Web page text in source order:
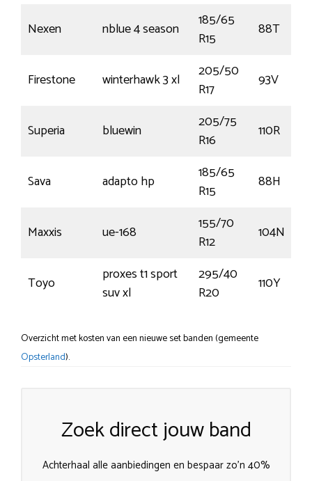
Nexen nblue 4 season
185/65
R15
88T
Firestone winterhawk 3 xl
205/50
R17
93V
Superia bluewin
205/75
R16
110R
Sava adapto hp
185/65
R15
88H
Maxxis ue-168
155/70
R12
104N
Toyo
proxes t1 sport
suv xl
295/40
R20
110Y
Overzicht met kosten van een nieuwe set banden (gemeente
Opsterland).
Zoek direct jouw band
Achterhaal alle aanbiedingen en bespaar zo’n 40%